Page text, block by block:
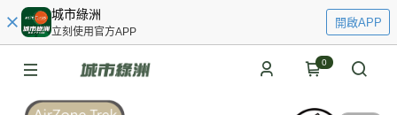
城市綠洲
立刻使用官方APP
開啟APP
0